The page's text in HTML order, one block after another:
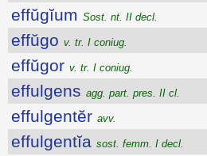
effŭgĭum Sost. nt. II decl.
effŭgo v. tr. I coniug.
effŭgor v. tr. I coniug.
effulgens agg. part. pres. II cl.
effulgentĕr avv.
effulgentĭa sost. femm. I decl.